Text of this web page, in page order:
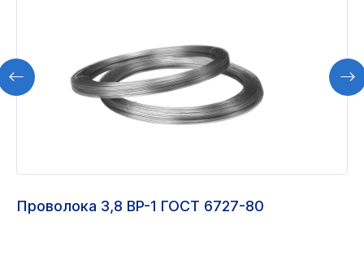
Проволока 3,8 ВР-1 ГОСТ 6727-80